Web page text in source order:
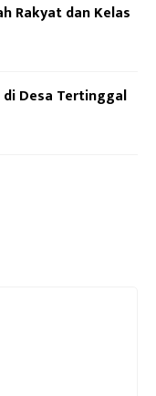
Rakyat dan Kelas
Desa Tertinggal